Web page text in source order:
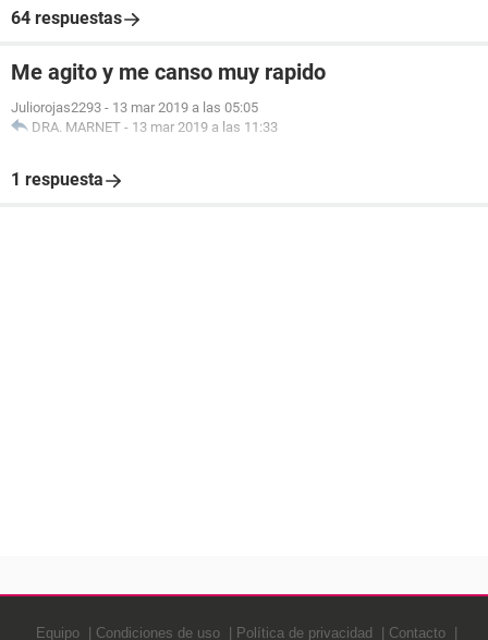
64 respuestas
Me agito y me canso muy rapido
Juliorojas2293 - 13 mar 2019 a las 05:05
DRA. MARNET - 13 mar 2019 a las 11:33
1 respuesta
Equipo Condiciones de uso Política de privacidad Contacto